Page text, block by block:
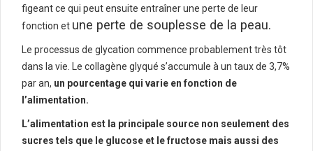
figeant ce qui peut ensuite entraîner une perte de leur
fonction et une perte de souplesse de la peau.
Le processus de glycation commence probablement très tôt
dans la vie. Le collagène glyqué s’accumule à un taux de 3,7%
par an, un pourcentage qui varie en fonction de
l’alimentation.
L’alimentation est la principale source non seulement des
sucres tels que le glucose et le fructose mais aussi des